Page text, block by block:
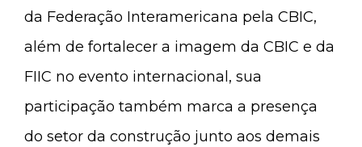
da Federação Interamericana pela CBIC,
além de fortalecer a imagem da CBIC e da
FIIC no evento internacional, sua
participação também marca a presença
do setor da construção junto aos demais